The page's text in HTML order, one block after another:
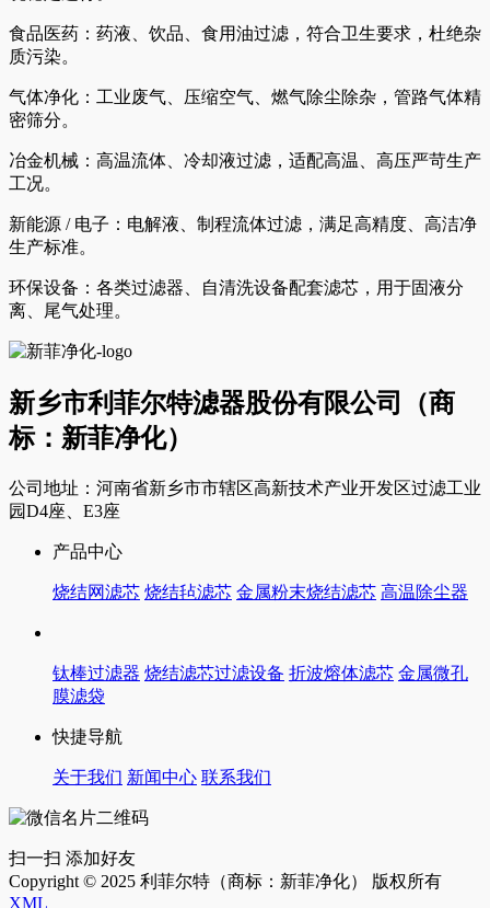
食品医药：药液、饮品、食用油过滤，符合卫生要求，杜绝杂
质污染。
气体净化：工业废气、压缩空气、燃气除尘除杂，管路气体精
密筛分。
冶金机械：高温流体、冷却液过滤，适配高温、高压严苛生产
工况。
新能源 / 电子：电解液、制程流体过滤，满足高精度、高洁净
生产标准。
环保设备：各类过滤器、自清洗设备配套滤芯，用于固液分
离、尾气处理。
新乡市利菲尔特滤器股份有限公司（商
标：新菲净化）
公司地址：河南省新乡市市辖区高新技术产业开发区过滤工业
园D4座、E3座
产品中心
烧结网滤芯 烧结毡滤芯 金属粉末烧结滤芯 高温除尘器
钛棒过滤器 烧结滤芯过滤设备 折波熔体滤芯 金属微孔
膜滤袋
快捷导航
关于我们 新闻中心 联系我们
扫一扫 添加好友
Copyright © 2025 利菲尔特（商标：新菲净化） 版权所有
XML